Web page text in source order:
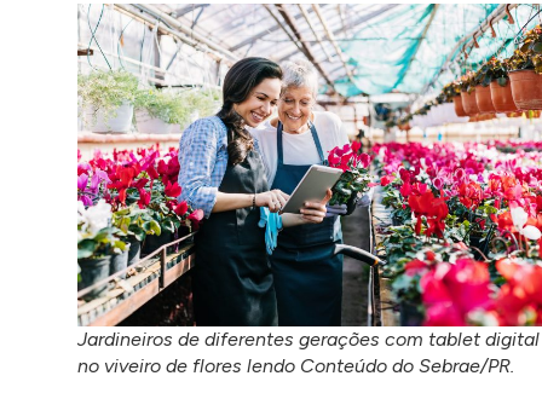
Jardineiros de diferentes gerações com tablet digital
no viveiro de flores lendo Conteúdo do Sebrae/PR.